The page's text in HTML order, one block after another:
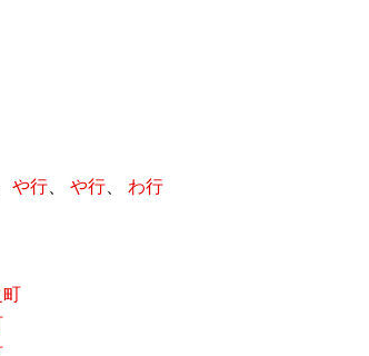
や行、 や行、 わ行
町